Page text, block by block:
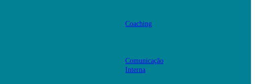
Coaching
Comunicação
Interna